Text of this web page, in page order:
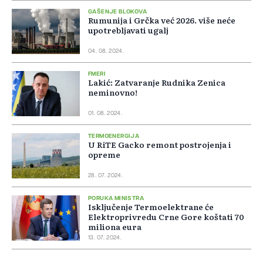
GAŠENJE BLOKOVA
Rumunija i Grčka već 2026. više neće
upotrebljavati ugalj
04. 08. 2024.
FMERI
Lakić: Zatvaranje Rudnika Zenica
neminovno!
01. 08. 2024.
TERMOENERGIJA
U RiTE Gacko remont postrojenja i
opreme
28. 07. 2024.
PORUKA MINISTRA
Isključenje Termoelektrane će
Elektroprivredu Crne Gore koštati 70
miliona eura
13. 07. 2024.